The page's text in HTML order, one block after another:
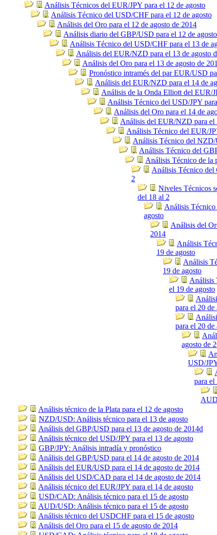
Análisis Técnicos del EUR/JPY para el 12 de agosto
Análisis Técnico del USD/CHF para el 12 de agosto
Análisis del Oro para el 12 de agosto de 2014
Análisis diario del GBP/USD para el 12 de
Análisis Técnico del USD/CHF para el 13 de
Análisis del EUR/NZD para el 13 de agosto
Análisis del Oro para el 13 de agosto de
Pronóstico intramés del par EUR/USD
Análisis del EUR/NZD para el 14 de
Análisis de la Onda Elliott del EUR/
Análisis Técnico del USD/JPY
Análisis del Oro para el 14 de
Análisis del EUR/NZD para el
Análisis Técnico del EUR/
Análisis Técnico del NZD/
Análisis Técnico del
Análisis Técnico de la
Análisis Técnico del
2
Niveles Técnicos
del 18 al 2
Análisis
agosto
Análisis del
2014
Análisis
19 de agosto
Análisis
19 de agosto
Análisis
el 19 de agosto
para el 20 de
para el 20 de
agosto de
USD/
para el
Análisis técnico de la Plata para el 12 de agosto
NZD/USD: Análisis técnico para el 13 de agosto
Análisis del GBP/USD para el 13 de agosto de 2014d
Análisis técnico del USD/JPY para el 13 de agosto
GBP/JPY: Análisis intradía y pronóstico
Análisis del GBP/USD para el 14 de agosto de 2014
Análisis del EUR/USD para el 14 de agosto de 2014
Análisis del USD/CAD para el 14 de agosto de 2014
Análisis técnico del EUR/JPY para el 14 de agosto
USD/CAD: Análisis técnico para el 15 de agosto
AUD/USD: Análisis técnico para el 15 de agosto
Análisis técnico del USDCHF para el 15 de agosto
Análisis del Oro para el 15 de agosto de 2014